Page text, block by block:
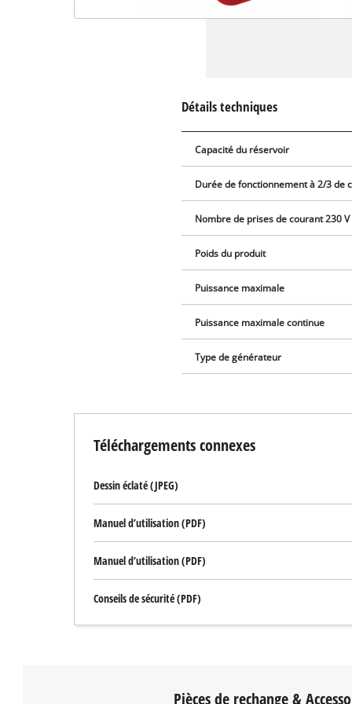
Détails techniques
Capacité du réservoir
Durée de fonctionnement à 2/3 de
Nombre de prises de courant 230 V
Poids du produit
Puissance maximale
Puissance maximale continue
Type de générateur
Téléchargements connexes
Dessin éclaté (JPEG)
Manuel d’utilisation (PDF)
Manuel d’utilisation (PDF)
Conseils de sécurité (PDF)
Pièces de rechange &